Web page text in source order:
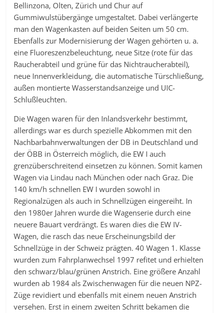
Bellinzona, Olten, Zürich und Chur auf
Gummiwulstübergänge umgestaltet. Dabei verlängerte
man den Wagenkasten auf beiden Seiten um 50 cm.
Ebenfalls zur Modernisierung der Wagen gehörten u. a.
eine Fluoreszenzbeleuchtung, neue Sitze (rote für das
Raucherabteil und grüne für das Nichtraucherabteil),
neue Innenverkleidung, die automatische Türschließung,
außen montierte Wasserstandsanzeige und UIC-
Schlußleuchten.
Die Wagen waren für den Inlandsverkehr bestimmt,
allerdings war es durch spezielle Abkommen mit den
Nachbarbahnverwaltungen der DB in Deutschland und
der ÖBB in Österreich möglich, die EW I auch
grenzüberschreitend einsetzen zu können. Somit kamen
Wagen via Lindau nach München oder nach Graz. Die
140 km/h schnellen EW I wurden sowohl in
Regionalzügen als auch in Schnellzügen eingereiht. In
den 1980er Jahren wurde die Wagenserie durch eine
neuere Bauart verdrängt. Es waren dies die EW IV-
Wagen, die rasch das neue Erscheinungsbild der
Schnellzüge in der Schweiz prägten. 40 Wagen 1. Klasse
wurden zum Fahrplanwechsel 1997 refitet und erhielten
den schwarz/blau/grünen Anstrich. Eine größere Anzahl
wurden ab 1984 als Zwischenwagen für die neuen NPZ-
Züge revidiert und ebenfalls mit einem neuen Anstrich
versehen. Erst in einem zweiten Schritt bekamen die